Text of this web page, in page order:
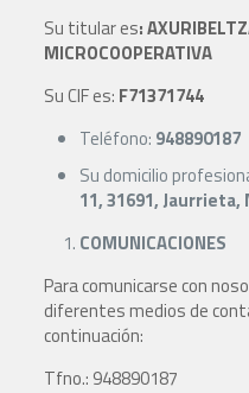
Su titular es:
MICROCOOPERATIVA
Su CIF es: F71371744
Teléfono: 948890187
Su domicilio
11, 31691, Jaurrieta,
COMUNICACIONES
Para comunicarse con
diferentes medios de
continuación:
Tfno.: 948890187